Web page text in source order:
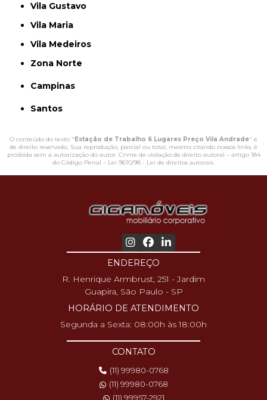
Vila Gustavo
Vila Maria
Vila Medeiros
Zona Norte
Campinas
Santos
O conteúdo do texto "Estação de Trabalho 6 Lugares Preço Vila Andrade" é
de direito reservado. Sua reprodução, parcial ou total, mesmo citando nossos links, é
proibida sem a autorização do autor. Crime de violação de direito autoral – artigo 184
do Código Penal – Lei 9610/98 - Lei de direitos autorais.
ENDEREÇO
R. Henrique Armbrust, 251 - Jardim
Guapira, São Paulo - SP
HORÁRIO DE ATENDIMENTO
Segunda a Sexta: 08:00h às 18:00h
CONTATO
(11) 99980-0768
(11) 99980-0768
(11) 99957-2921